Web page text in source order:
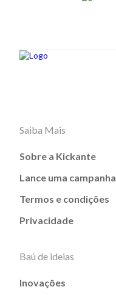
Saiba Mais
Sobre a Kickante
Lance uma campanha
Termos e condições
Privacidade
Baú de ideias
Inovações